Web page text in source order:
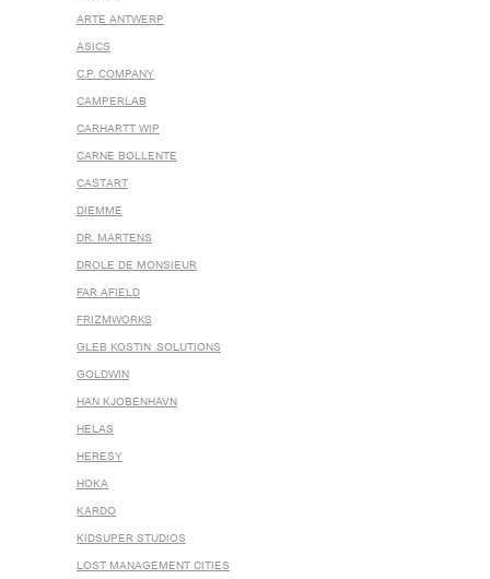
ARTE ANTWERP
ASICS
C.P. COMPANY
CAMPERLAB
CARHARTT WIP
CARNE BOLLENTE
CASTART
DIEMME
DR. MARTENS
DROLE DE MONSIEUR
FAR AFIELD
FRIZMWORKS
GLEB KOSTIN .SOLUTIONS
GOLDWIN
HAN KJOBENHAVN
HELAS
HERESY
HOKA
KARDO
KIDSUPER STUDIOS
LOST MANAGEMENT CITIES